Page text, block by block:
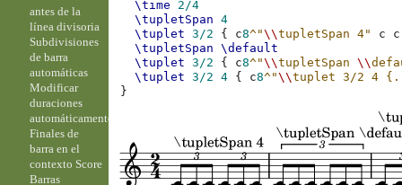
\time
2/4
\tupletSpan
4
\tuplet
3/2 { c8^"\\tupletSpan 4" c
c
\tupletSpan
\default
\tuplet
3/2 { c8^"\\tupletSpan \\
\tuplet
3/2 4 { c8^"\\tuplet 3/2 4
}
antes de la
línea divisoria
Subdivisiones
de barra
automáticas
Modificar
duraciones
automáticamente
Finales de
barra en el
contexto Score
Barras